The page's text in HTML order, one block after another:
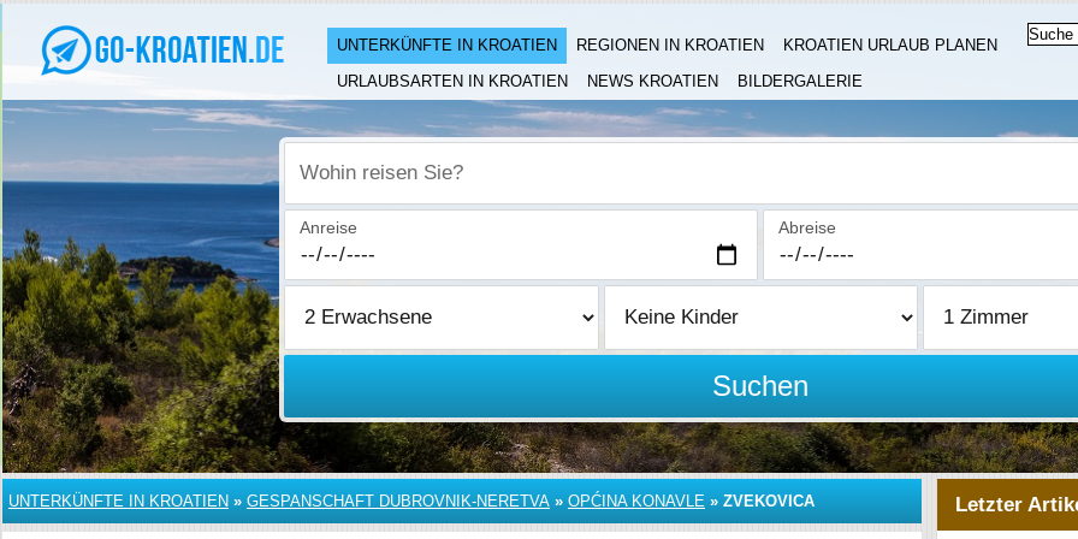
UNTERKÜNFTE IN KROATIEN REGIONEN IN KROATIEN
KROATIEN URLAUB PLANEN
URLAUBSARTEN IN KROATIEN
NEWS KROATIEN BILDERGALERIE
Wohin reisen Sie?
Anreise Abreise
Suchen
UNTERKÜNFTE IN KROATIEN » GESPANSCHAFT DUBROVNIK-NERETVA » OPĆINA KONAVLE » ZVEKOVICA Letzter